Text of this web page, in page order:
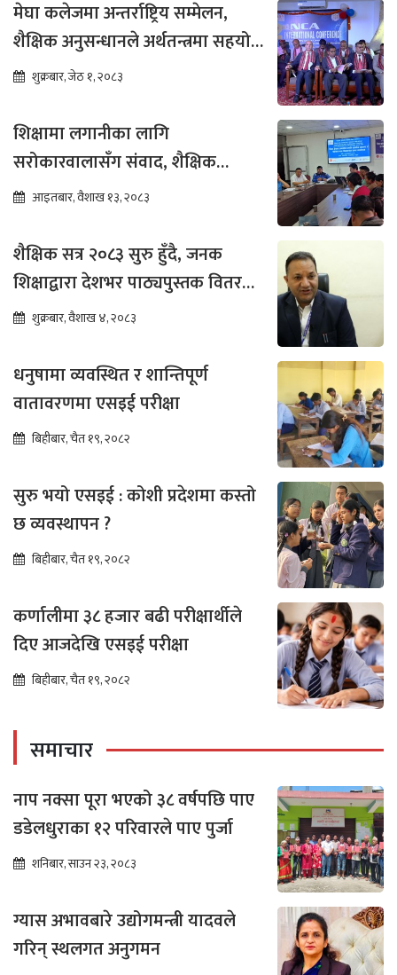
मेघा कलेजमा अन्तर्राष्ट्रिय सम्मेलन,
शैक्षिक अनुसन्धानले अर्थतन्त्रमा सहयोग
पुग्ने विश्वास
शुक्रबार, जेठ १, २०८३
शिक्षामा लगानीका लागि
सरोकारवालासँग संवाद, शैक्षिक
सुधारमा जोड
आइतबार, वैशाख १३, २०८३
शैक्षिक सत्र २०८३ सुरु हुँदै, जनक
शिक्षाद्वारा देशभर पाठ्यपुस्तक वितरण
तीव्रशुक्रबार, वैशाख ४, २०८३
धनुषामा व्यवस्थित र शान्तिपूर्ण
वातावरणमा एसइई परीक्षा
बिहीबार, चैत १९, २०८२
सुरु भयो एसइई : कोशी प्रदेशमा कस्तो
छ व्यवस्थापन ?
बिहीबार, चैत १९, २०८२
कर्णालीमा ३८ हजार बढी परीक्षार्थीले
दिए आजदेखि एसइई परीक्षा
बिहीबार, चैत १९, २०८२
समाचार
नाप नक्सा पूरा भएको ३८ वर्षपछि पाए
डडेलधुराका १२ परिवारले पाए पुर्जा
शनिबार, साउन २३, २०८३
ग्यास अभावबारे उद्योगमन्त्री यादवले
गरिन् स्थलगत अनुगमन